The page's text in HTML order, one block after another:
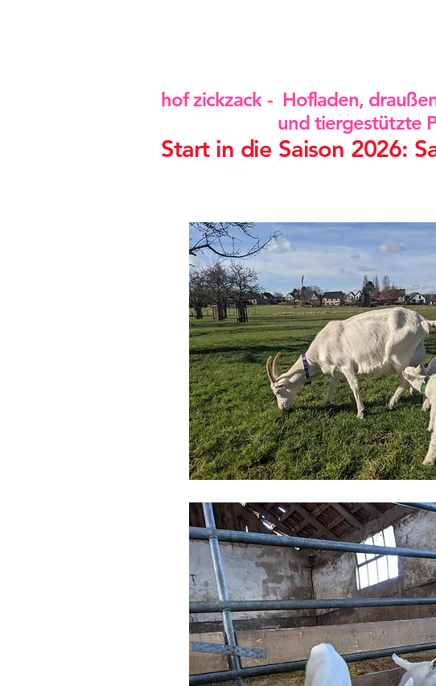
hof zickzack - Hofladen,
und tiergestützte
Start in die Saison 2026: